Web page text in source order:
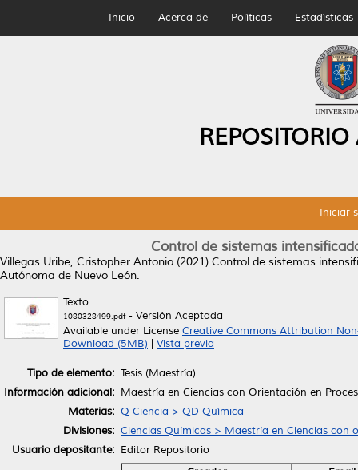
Inicio Acerca de Políticas Estadísticas
Iniciar
Control de sistemas
Villegas Uribe, Cristopher Antonio (2021) Control de sistemas
Autónoma de Nuevo León.
Texto
1080328499.pdf- Versión Aceptada
Available under License Creative Commons Attribution
Download (5MB)
Vista previa
Tipo de elemento: Tesis (Maestría)
Información adicional: Maestría en Ciencias con Orientación en
Materias: Q Ciencia > QD Química
Divisiones: Ciencias Químicas > Maestría en Ciencias con
Usuario depositante: Editor Repositorio